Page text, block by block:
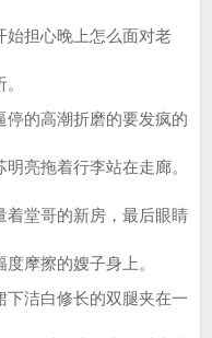
始担心晚上怎么面对老
的高潮折磨的要发疯的
亮拖着行李站在走廊。
着堂哥的新房，最后眼睛
摩擦的嫂子身上。
下洁白修长的双腿夹在一